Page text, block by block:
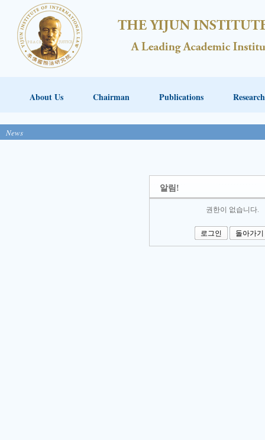
About Us Chairman Publications Research
News
알림!
권한이 없습니다.
로그인 돌아가기